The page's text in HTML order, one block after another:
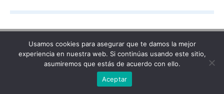
Usamos cookies para asegurar que te damos la mejor
experiencia en nuestra web. Si continúas usando este sitio,
asumiremos que estás de acuerdo con ello.
Aceptar
Publicidad Redacción Contacto
Advertencia legal
Grupo Preferente